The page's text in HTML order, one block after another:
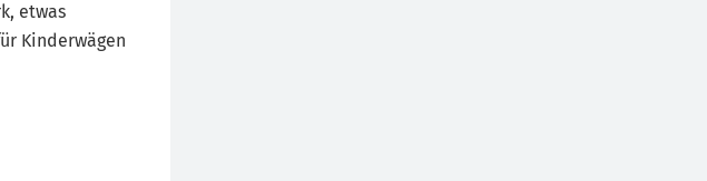
etwas
Kinderwägen